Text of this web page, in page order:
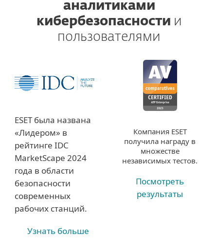
аналитиками
кибербезопасности и
пользователями
ESET была названа
«Лидером» в
рейтинге IDC
MarketScape 2024
года в области
безопасности
современных
рабочих станций.
Узнать больше
Компания ESET
получила награду в
множестве
независимых тестов.
Посмотреть
результаты